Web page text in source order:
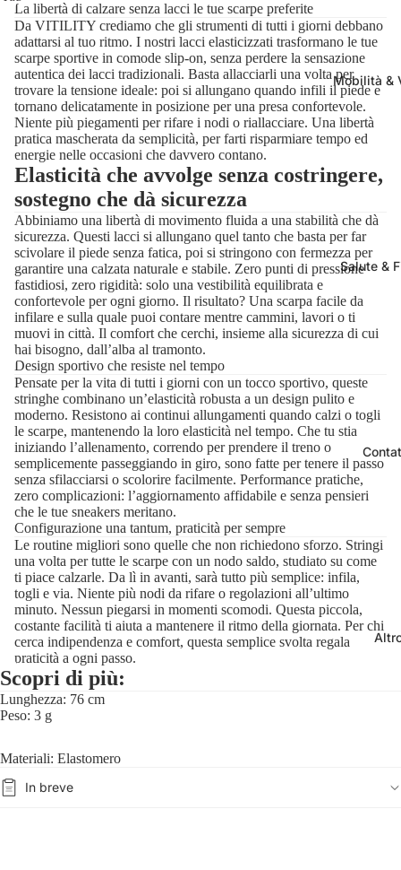
Mobilità &
Salute &
La libertà di calzare senza lacci le tue scarpe preferite
Da VITILITY crediamo che gli strumenti di tutti i giorni debbano
adattarsi al tuo ritmo. I nostri lacci elasticizzati trasformano le tue
scarpe sportive in comode slip-on, senza perdere la sensazione
autentica dei lacci tradizionali. Basta allacciarli una volta per
trovare la tensione ideale: poi si allungano quando infili il piede e
tornano delicatamente in posizione per una presa confortevole.
Niente più piegamenti per rifare i nodi o riallacciare. Una libertà
pratica mascherata da semplicità, per farti risparmiare tempo ed
energie nelle occasioni che davvero contano.
Elasticità che avvolge senza costringere,
sostegno che dà sicurezza
Abbiniamo una libertà di movimento fluida a una stabilità che dà
sicurezza. Questi lacci si allungano quel tanto che basta per far
scivolare il piede senza fatica, poi si stringono con fermezza per
garantire una calzata naturale e stabile. Zero punti di pressione
fastidiosi, zero rigidità: solo una vestibilità equilibrata e
confortevole per ogni giorno. Il risultato? Una scarpa facile da
infilare e sulla quale puoi contare mentre cammini, lavori o ti
muovi in città. Il comfort che cerchi, insieme alla sicurezza di cui
hai bisogno, dall’alba al tramonto.
Design sportivo che resiste nel tempo
Pensate per la vita di tutti i giorni con un tocco sportivo, queste
stringhe combinano un’elasticità robusta a un design pulito e
moderno. Resistono ai continui allungamenti quando calzi o togli
le scarpe, mantenendo la loro elasticità nel tempo. Che tu stia
iniziando l’allenamento, correndo per prendere il treno o
semplicemente passeggiando in giro, sono fatte per tenere il passo
senza sfilacciarsi o scolorire facilmente. Performance pratiche,
zero complicazioni: l’aggiornamento affidabile e senza pensieri
che le tue sneakers meritano.
Configurazione una tantum, praticità per sempre
Le routine migliori sono quelle che non richiedono sforzo. Stringi
una volta per tutte le scarpe con un nodo saldo, studiato su come
ti piace calzarle. Da lì in avanti, sarà tutto più semplice: infila,
togli e via. Niente più nodi da rifare o regolazioni all’ultimo
minuto. Nessun piegarsi in momenti scomodi. Questa piccola,
costante facilità ti aiuta a mantenere il ritmo della giornata. Per chi
cerca indipendenza e comfort, questa semplice svolta regala
praticità a ogni passo.
Scopri di più:
Lunghezza: 76 cm
Peso: 3 g
Materiali: Elastomero
In breve